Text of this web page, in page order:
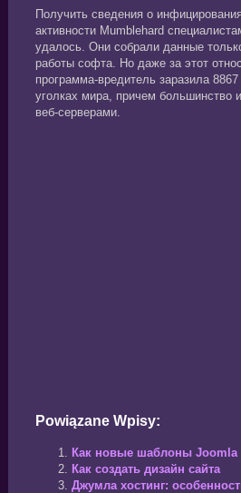
Получить сведения о
активности Mumblehard
удалось. Они собрали данные
работы софта. Но даже за этот
программа-вредитель заразила
уголках мира, причем
веб-серверами.
Powiązane Wpisy:
Как новые шаблоны Joomla
Как создать дизайн сайта
Джумла хостинг: